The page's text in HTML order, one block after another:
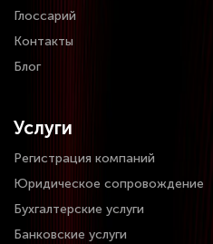
Глоссарий
Контакты
Блог
Услуги
Регистрация компаний
Юридическое сопровождение
Бухгалтерские услуги
Банковские услуги